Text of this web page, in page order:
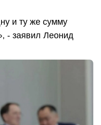
и ту же сумму
- заявил Леонид